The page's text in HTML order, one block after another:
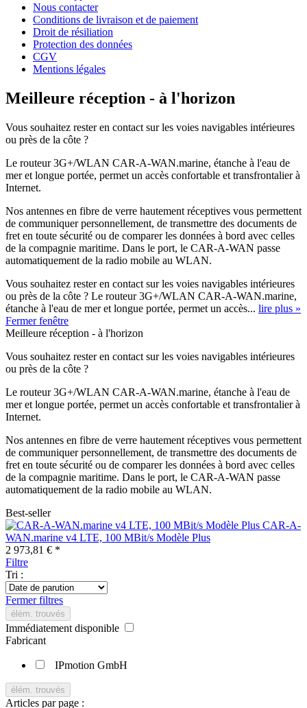
Nous contacter
Conditions de livraison et de paiement
Droit de résiliation
Protection des données
CGV
Mentions légales
Meilleure réception - à l'horizon
Vous souhaitez rester en contact sur les voies navigables intérieures
ou près de la côte ?
Le routeur 3G+/WLAN CAR-A-WAN.marine, étanche à l'eau de
mer et longue portée, permet un accès confortable et transfrontalier à
Internet.
Nos antennes en fibre de verre hautement réceptives vous permettent
de communiquer personnellement, de transmettre des documents de
fret en toute sécurité ou de comparer les données à bord avec celles
de la compagnie maritime. Dans le port, le CAR-A-WAN passe
automatiquement de la radio mobile au WLAN.
Vous souhaitez rester en contact sur les voies navigables intérieures
ou près de la côte ? Le routeur 3G+/WLAN CAR-A-WAN.marine,
étanche à l'eau de mer et longue portée, permet un accès... lire plus »
Fermer fenêtre
Meilleure réception - à l'horizon
Vous souhaitez rester en contact sur les voies navigables intérieures
ou près de la côte ?
Le routeur 3G+/WLAN CAR-A-WAN.marine, étanche à l'eau de
mer et longue portée, permet un accès confortable et transfrontalier à
Internet.
Nos antennes en fibre de verre hautement réceptives vous permettent
de communiquer personnellement, de transmettre des documents de
fret en toute sécurité ou de comparer les données à bord avec celles
de la compagnie maritime. Dans le port, le CAR-A-WAN passe
automatiquement de la radio mobile au WLAN.
Best-seller
CAR-A-
WAN.marine v4 LTE, 100 MBit/s Modèle Plus
2 973,81 € *
Filtre
Tri :
Fermer filtres
élém. trouvés
Immédiatement disponible
Fabricant
IPmotion GmbH
élém. trouvés
Articles par page :